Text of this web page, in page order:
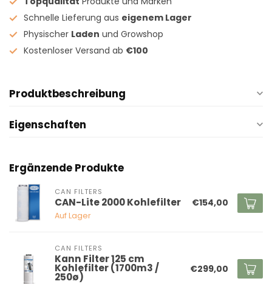
Schnelle Lieferung aus eigenem Lager
Physischer Laden und Growshop
Kostenloser Versand ab €100
Produktbeschreibung
Eigenschaften
Ergänzende Produkte
CAN FILTERS
CAN-Lite 2000 Kohlefilter
Auf Lager
€154,00
CAN FILTERS
Kann Filter 125 cm
Kohlefilter (1700m3 /
250ø)
€299,00